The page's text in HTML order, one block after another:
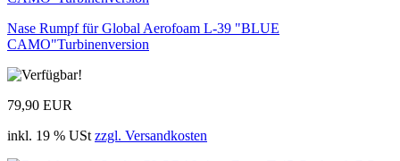
Nase Rumpf für Global Aerofoam L-39 "BLUE
CAMO"Turbinenversion
79,90 EUR
inkl. 19 % USt zzgl. Versandkosten